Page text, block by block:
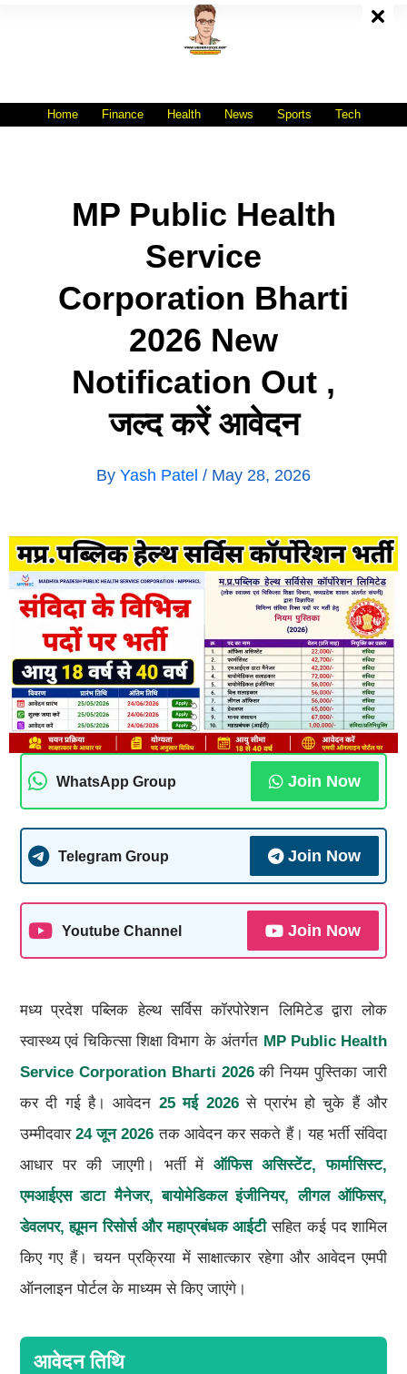
Home Finance Health News Sports Tech
MP Public Health
Service
Corporation Bharti
2026 New
Notification Out ,
जल्द करें आवेदन
By Yash Patel / May 28, 2026
WhatsApp Group Join Now
Telegram Group Join Now
Youtube Channel Join Now
मध्य प्रदेश पब्लिक हेल्थ सर्विस कॉरपोरेशन लिमिटेड द्वारा लोक
स्वास्थ्य एवं चिकित्सा शिक्षा विभाग के अंतर्गत MP Public Health
Service Corporation Bharti 2026की नियम पुस्तिका जारी
कर दी गई है। आवेदन 25 मई 2026से प्रारंभ हो चुके हैं और
उम्मीदवार 24 जून 2026 तक आवेदन कर सकते हैं। यह भर्ती संविदा
आधार पर की जाएगी। भर्ती मेंऑफिस असिस्टेंट, फार्मासिस्ट,
एमआईएस डाटा मैनेजर, बायोमेडिकल इंजीनियर, लीगल ऑफिसर,
डेवलपर, ह्यूमन रिसोर्स और महाप्रबंधक आईटीसहित कई पद शामिल
किए गए हैं। चयन प्रक्रिया में साक्षात्कार रहेगा और आवेदन एमपी
ऑनलाइन पोर्टल के माध्यम से किए जाएंगे।
आवेदन तिथि